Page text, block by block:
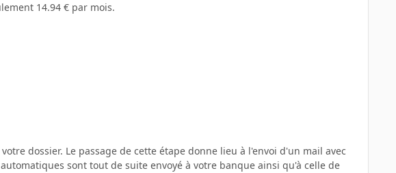
14.94 € par mois.
dossier. Le passage de cette étape donne lieu à l'envoi d'un mail avec
sont tout de suite envoyé à votre banque ainsi qu'à celle de